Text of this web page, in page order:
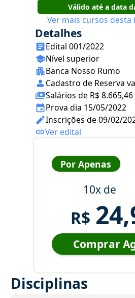
Válido até a data
Ver mais cursos
Detalhes
Edital 001/2022
Nível superior
Banca Nosso Rumo
Cadastro de Reserva
Salários de R$ 8.665,46
Prova dia 15/05/2022
Inscrições de 09/02/
Ver edital
Por Apenas
10x de
R$
Comprar
Disciplinas